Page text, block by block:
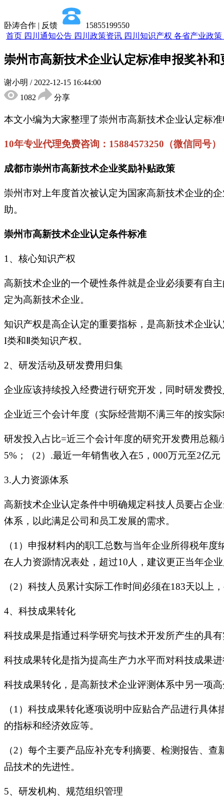
卧涛合作 | 反馈
15855199550
首页 四川通知公告 四川政策资讯 四川知识产权 各省产业政策
崇州市高新技术企业认定标准申报奖补
谢小明 / 2022-12-15 16:44:00
1082
分享
本文小编为大家整理了崇州市高新技术企业认定标
10年专业代理免费咨询：15884573250（微信同号）
成都市崇州市高新技术企业奖励补贴政策
崇州市对上年度首次被认定为国家高新技术企业的
助。
崇州市高新技术企业认定条件标准
1、核心知识产权
高新技术企业的一个硬性条件就是企业必须要有自
定为高新技术企业。
知识产权是高企认定的重要指标，是高新技术企业
I类和Ⅱ类知识产权。
2、研发活动及研发费用归集
企业应该持续投入经费进行研究开发，同时研发费
企业近三个会计年度（实际经营期不满三年的按实
研发投入占比=近三个会计年度的研究开发费用总
5%；（2）.最近一年销售收入在5，000万元至2亿
3.人力资源体系
高新技术企业认定条件中明确规定科技人员要占企
体系，以此满足公司和员工发展的需求。
（1）申报材料内的职工总数与当年企业所得税年
在人力资源情况表处，超过10人，建议更正当年企
（2）科技人员累计实际工作时间必须在183天以
4、科技成果转化
科技成果是指通过科学研究与技术开发所产生的具
科技成果转化是指为提高生产力水平而对科技成果
科技成果转化，是高新技术企业评测体系中另一项
（1）科技成果转化逐项说明中应贴合产品进行具
的指标和经济效应等。
（2）每个主要产品应补充专利摘要、检测报告、
品技术的先进性。
5、研发机构、规范组织管理